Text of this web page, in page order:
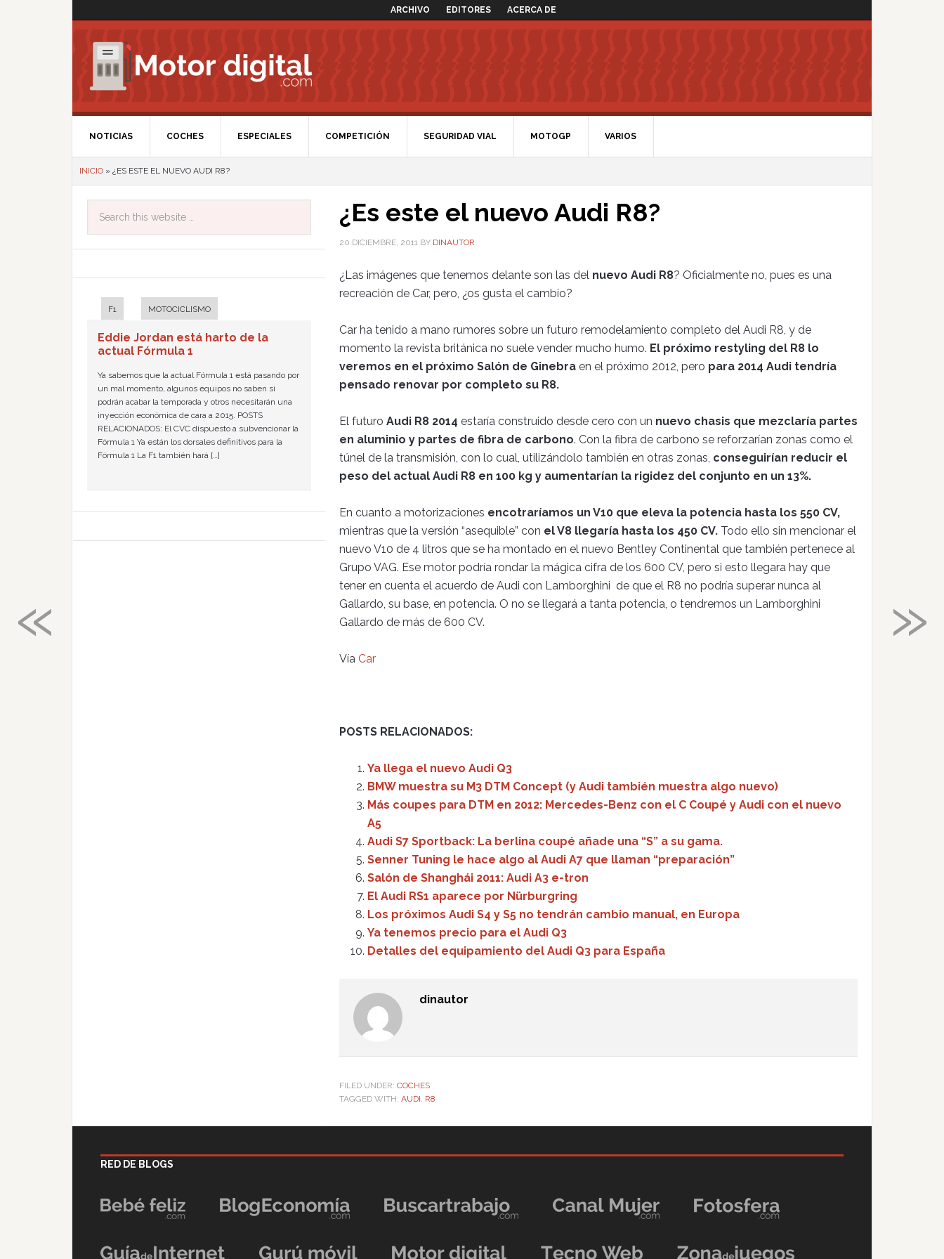
ARCHIVO EDITORES ACERCA DE
NOTICIAS COCHES ESPECIALES COMPETICIÓN SEGURIDAD VIAL MOTOGP VARIOS
INICIO » ¿ES ESTE EL NUEVO AUDI R8?
¿Es este el nuevo Audi R8?
20 DICIEMBRE, 2011 BY DINAUTOR
¿Las imágenes que tenemos delante son las del nuevo Audi R8? Oficialmente no, pues es una
recreación de Car, pero, ¿os gusta el cambio?
Car ha tenido a mano rumores sobre un futuro remodelamiento completo del Audi R8, y de
momento la revista británica no suele vender mucho humo. El próximo restyling del R8 lo
veremos en el próximo Salón de Ginebra en el próximo 2012, pero para 2014 Audi tendría
pensado renovar por completo su R8.
El futuro Audi R8 2014 estaría construido desde cero con un nuevo chasis que mezclaría partes
en aluminio y partes de fibra de carbono. Con la fibra de carbono se reforzarían zonas como el
túnel de la transmisión, con lo cual, utilizándolo también en otras zonas, conseguirían reducir el
peso del actual Audi R8 en 100 kg y aumentarían la rigidez del conjunto en un 13%.
En cuanto a motorizaciones encotraríamos un V10 que eleva la potencia hasta los 550 CV,
mientras que la versión “asequible” con el V8 llegaría hasta los 450 CV. Todo ello sin mencionar el
nuevo V10 de 4 litros que se ha montado en el nuevo Bentley Continental que también pertenece al
Grupo VAG. Ese motor podría rondar la mágica cifra de los 600 CV, pero si esto llegara hay que
tener en cuenta el acuerdo de Audi con Lamborghini de que el R8 no podría superar nunca al
Gallardo, su base, en potencia. O no se llegará a tanta potencia, o tendremos un Lamborghini
Gallardo de más de 600 CV.
Vía Car
POSTS RELACIONADOS:
Ya llega el nuevo Audi Q3
BMW muestra su M3 DTM Concept (y Audi también muestra algo nuevo)
Más coupes para DTM en 2012: Mercedes-Benz con el C Coupé y Audi con el nuevo
A5
Audi S7 Sportback: La berlina coupé añade una “S” a su gama.
Senner Tuning le hace algo al Audi A7 que llaman “preparación”
Salón de Shanghái 2011: Audi A3 e-tron
El Audi RS1 aparece por Nürburgring
Los próximos Audi S4 y S5 no tendrán cambio manual, en Europa
Ya tenemos precio para el Audi Q3
Detalles del equipamiento del Audi Q3 para España
dinautor
FILED UNDER: COCHES
TAGGED WITH: AUDI, R8
F1 MOTOCICLISMO
Eddie Jordan está harto de la
actual Fórmula 1
Ya sabemos que la actual Fórmula 1 está pasando por
un mal momento, algunos equipos no saben si
podrán acabar la temporada y otros necesitarán una
inyección económica de cara a 2015. POSTS
RELACIONADOS: El CVC dispuesto a subvencionar la
Fórmula 1 Ya están los dorsales definitivos para la
Fórmula 1 La F1 también hará […]
RED DE BLOGS
»
«